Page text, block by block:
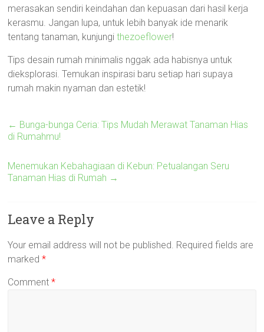
merasakan sendiri keindahan dan kepuasan dari hasil kerja
kerasmu. Jangan lupa, untuk lebih banyak ide menarik
tentang tanaman, kunjungithezoeflower!
Tips desain rumah minimalis nggak ada habisnya untuk
dieksplorasi. Temukan inspirasi baru setiap hari supaya
rumah makin nyaman dan estetik!
← Bunga-bunga Ceria: Tips Mudah Merawat Tanaman Hias
di Rumahmu!
Menemukan Kebahagiaan di Kebun: Petualangan Seru
Tanaman Hias di Rumah →
Leave a Reply
Your email address will not be published. Required fields are
marked*
Comment*